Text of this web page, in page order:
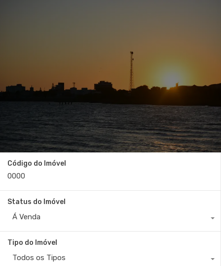
Código do Imóvel
Status do Imóvel
Á Venda
Tipo do Imóvel
Todos os Tipos